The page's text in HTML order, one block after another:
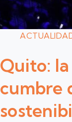
Quito:
cumbre